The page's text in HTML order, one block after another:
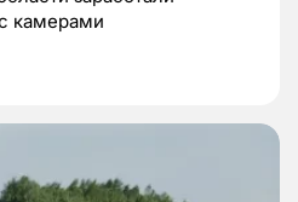
камерами